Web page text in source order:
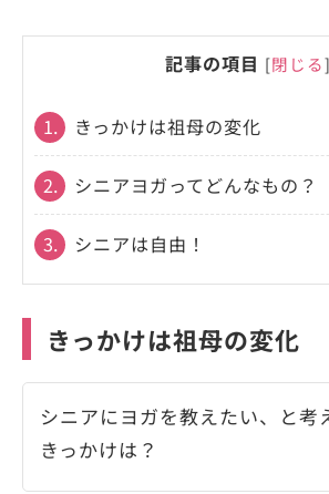
記事の項目 [閉じる]
1. きっかけは祖母の変化
2. シニアヨガってどんなもの？
3. シニアは自由！
きっかけは祖母の変化
シニアにヨガを教えたい、と考
きっかけは？